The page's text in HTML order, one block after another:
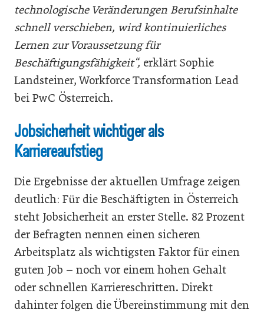
technologische Veränderungen Berufsinhalte
schnell verschieben, wird kontinuierliches
Lernen zur Voraussetzung für
Beschäftigungsfähigkeit“, erklärt Sophie
Landsteiner, Workforce Transformation Lead
bei PwC Österreich.
Jobsicherheit wichtiger als
Karriereaufstieg
Die Ergebnisse der aktuellen Umfrage zeigen
deutlich: Für die Beschäftigten in Österreich
steht Jobsicherheit an erster Stelle. 82 Prozent
der Befragten nennen einen sicheren
Arbeitsplatz als wichtigsten Faktor für einen
guten Job – noch vor einem hohen Gehalt
oder schnellen Karriereschritten. Direkt
dahinter folgen die Übereinstimmung mit den